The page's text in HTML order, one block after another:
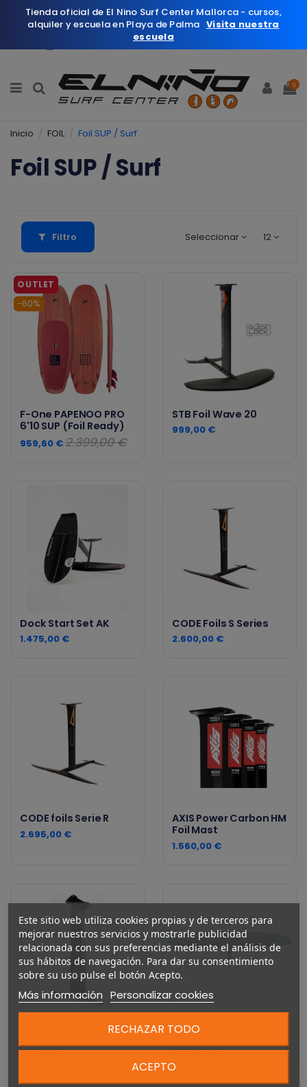
0
Inicio FOIL Foil SUP / Surf
Foil SUP / Surf
Filtro Seleccionar 12
-60%
F-One PAPENOO PRO
6'10 SUP (Foil Ready)
959,60 €2.399,00 €
STB Foil Wave 20
999,00 €
Dock Start Set AK
1.475,00 €
CODE Foils S Series
2.600,00 €
CODE foils Serie R
2.695,00 €
AXIS Power Carbon HM
Foil Mast
1.560,00 €
Starboard Aluminium
547,00 €
AK HA Plasma front
wing 2026
1.039,00 €
Este sitio web utiliza cookies propias y de terceros para
mejorar nuestros servicios y mostrarle publicidad
relacionada con sus preferencias mediante el análisis de
sus hábitos de navegación. Para dar su consentimiento
sobre su uso pulse el botón Acepto.
Más información Personalizar cookies
RECHAZAR TODO
ACEPTO
Tienda oficial de El Nino Surf Center Mallorca - cursos,
alquiler y escuela en Playa de Palma Visita nuestra
escuela